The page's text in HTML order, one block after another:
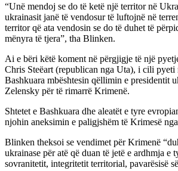
“Unë mendoj se do të ketë një territor në
ukrainasit janë të vendosur të luftojnë në
territor që ata vendosin se do të duhet të
mënyra të tjera”, tha Blinken.
Ai e bëri këtë koment në përgjigje të një
Chris Steëart (republican nga Uta), i cili pyeti
Bashkuara mbështesin qëllimin e presidentit
Zelensky për të rimarrë Krimenë.
Shtetet e Bashkuara dhe aleatët e tyre
njohin aneksimin e paligjshëm të Krimesë
Blinken theksoi se vendimet për Krimenë
ukrainase për atë që duan të jetë e ardhmja
sovranitetit, integritetit territorial, pavarësisë